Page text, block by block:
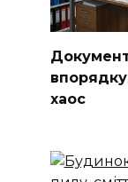
хаос